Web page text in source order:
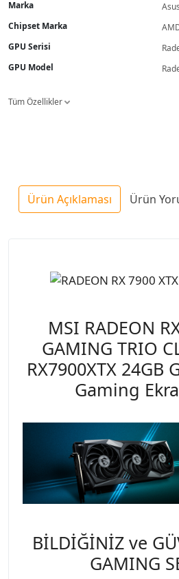
Marka
Asus
Chipset Marka
GPU Serisi
GPU Model
Tüm Özellikler
Ürün Açıklaması Ürün
MSI RADEON
GAMING TRIO
RX7900XTX 24GB
Gaming
BİLDİĞİNİZ ve
GAMING